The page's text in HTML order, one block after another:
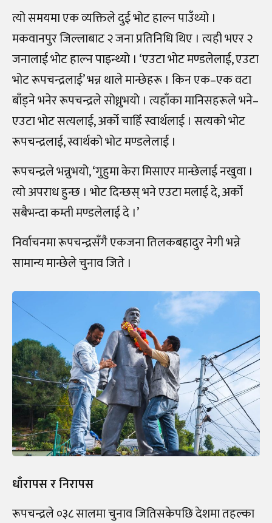
त्यो समयमा एक व्यक्तिले दुई भोट हाल्न पाउँथ्यो ।
मकवानपुर जिल्लाबाट २ जना प्रतिनिधि थिए । त्यही भएर २
जनालाई भोट हाल्न पाइन्थ्यो । ‘एउटा भोट मण्डलेलाई, एउटा
भोट रूपचन्द्रलाई’ भन्न थाले मान्छेहरू । किन एक–एक वटा
बाँड्ने भनेर रूपचन्द्रले सोध्नुभयो । त्यहाँका मानिसहरूले भने–
एउटा भोट सत्यलाई, अर्को चाहिँ स्वार्थलाई । सत्यको भोट
रूपचन्द्रलाई, स्वार्थको भोट मण्डलेलाई ।
रूपचन्द्रले भन्नुभयो, ‘गुहुमा केरा मिसाएर मान्छेलाई नखुवा ।
त्यो अपराध हुन्छ । भोट दिन्छस् भने एउटा मलाई दे, अर्को
सबैभन्दा कम्ती मण्डलेलाई दे ।’
निर्वाचनमा रूपचन्द्रसँगै एकजना तिलकबहादुर नेगी भन्ने
सामान्य मान्छेले चुनाव जिते ।
धाँरापस र निरापस
रूपचन्द्रले ०३८ सालमा चुनाव जितिसकेपछि देशमा तहल्का